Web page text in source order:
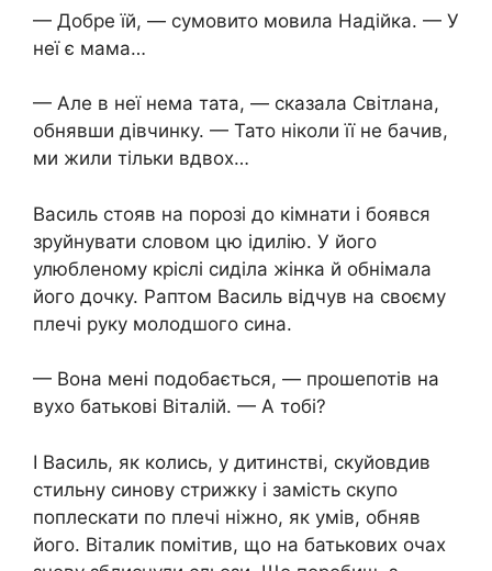
— Добре їй, — сумовито мовила Надійка. — У
неї є мама…
— Але в неї нема тата, — сказала Світлана,
обнявши дівчинку. — Тато ніколи її не бачив,
ми жили тільки вдвох…
Василь стояв на порозі до кімнати і боявся
зруйнувати словом цю ідилію. У його
улюбленому кріслі сиділа жінка й обнімала
його дочку. Раптом Василь відчув на своєму
плечі руку молодшого сина.
— Вона мені подобається, — прошепотів на
вухо батькові Віталій. — А тобі?
І Василь, як колись, у дитинстві, скуйовдив
стильну синову стрижку і замість скупо
поплескати по плечі ніжно, як умів, обняв
його. Віталик помітив, що на батькових очах